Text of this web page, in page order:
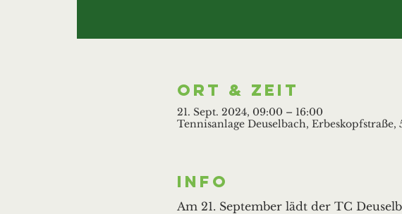
Ort & Zeit
21. Sept. 2024, 09:00 – 16:00
Tennisanlage Deuselbach, Erbeskopfstraße,
Info
Am 21. September lädt der TC